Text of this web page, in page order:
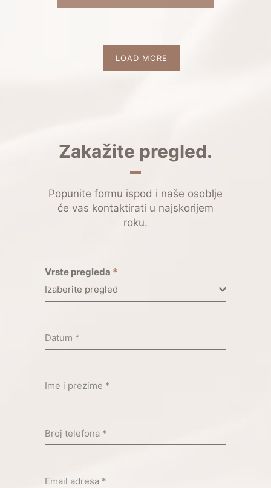
LOAD MORE
Zakažite pregled.
Popunite formu ispod i naše osoblje
će vas kontaktirati u najskorijem
roku.
Vrste pregleda *
Izaberite pregled
Datum *
Ime i prezime *
Broj telefona *
Email adresa *